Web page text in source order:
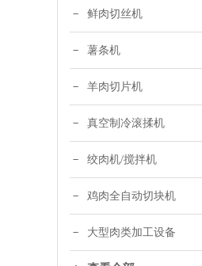
鲜肉切丝机
薯条机
羊肉切片机
真空制冷滚揉机
绞肉机/搅拌机
鸡肉全自动切块机
大型肉类加工设备